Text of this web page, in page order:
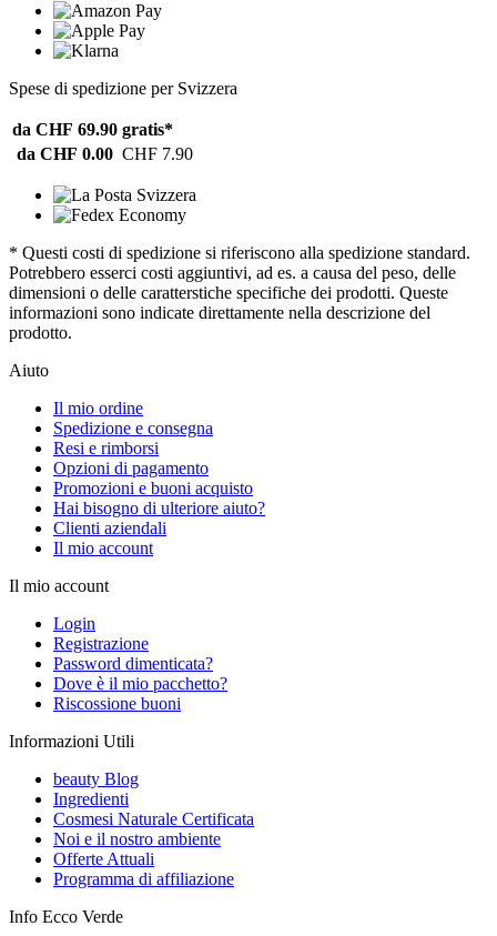
Spese di spedizione per Svizzera
da CHF 69.90 gratis*
da CHF 0.00 CHF 7.90
* Questi costi di spedizione si riferiscono alla spedizione standard.
Potrebbero esserci costi aggiuntivi, ad es. a causa del peso, delle
dimensioni o delle caratterstiche specifiche dei prodotti. Queste
informazioni sono indicate direttamente nella descrizione del
prodotto.
Aiuto
Il mio ordine
Spedizione e consegna
Resi e rimborsi
Opzioni di pagamento
Promozioni e buoni acquisto
Hai bisogno di ulteriore aiuto?
Clienti aziendali
Il mio account
Il mio account
Login
Registrazione
Password dimenticata?
Dove è il mio pacchetto?
Riscossione buoni
Informazioni Utili
beauty Blog
Ingredienti
Cosmesi Naturale Certificata
Noi e il nostro ambiente
Offerte Attuali
Programma di affiliazione
Info Ecco Verde